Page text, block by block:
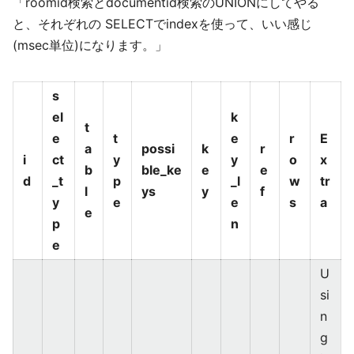
と、それぞれの SELECTでindexを使って、いい感じ
(msec単位)になります。」
i
d
s
el
e
ct
_t
y
p
e
t
a
b
l
e
t
y
p
e
possi
ble_ke
ys
k
e
y
k
e
y
_l
e
n
r
e
f
r
o
w
s
E
x
tr
a
U
si
n
g